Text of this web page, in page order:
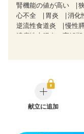
腎機能の値が高い
心不全
胃炎
消化
逆流性食道炎
慢性
潰瘍性大腸炎（寛解期
妊婦健診・血糖値が
妊娠糖尿病(初期)
産後（ミルク）
献立に追加